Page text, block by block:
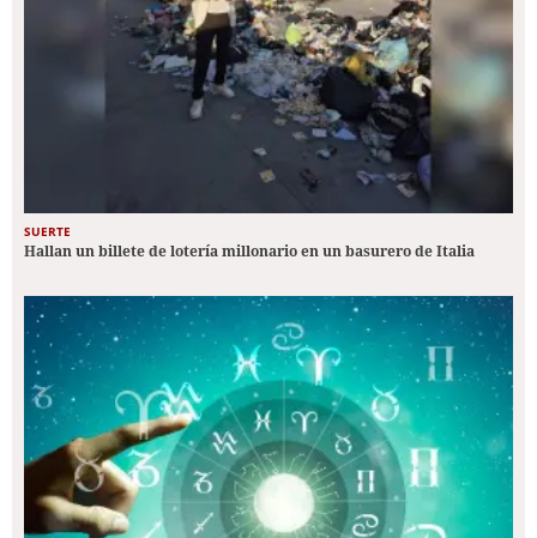
SUERTE
Hallan un billete de lotería millonario en un basurero de Italia